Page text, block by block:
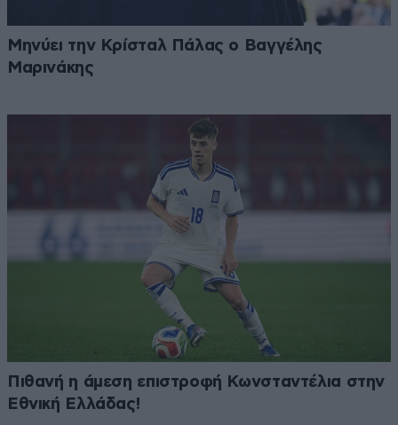
Μηνύει την Κρίσταλ Πάλας ο Βαγγέλης
Μαρινάκης
Πιθανή η άμεση επιστροφή Κωνσταντέλια στην
Εθνική Ελλάδας!